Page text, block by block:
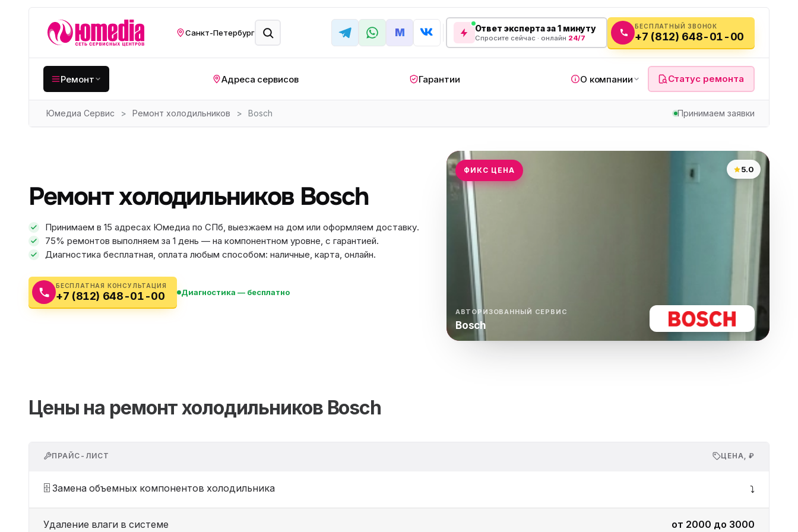
Санкт-Петербург M Ответ эксперта за 1 минуту
Спросите сейчас · онлайн 24/7
БЕСПЛАТНЫЙ ЗВОНОК
+7 (812) 648-01-00
Ремонт
Крупная бытовая
Компьютерная техника
Фототехника
Электроинструмент
Посудомоечная
машина
Газовая плита Варочная панель Беговая дорожка
Духовой шкаф
Холодильная
камера
Холодильный шкаф Встраиваемая свч
Осушитель воздуха
Отопительный
Водонагреватель
Кулер для воды
Адреса сервисов Гарантии О компании Статус ремонта
Юмедиа Сервис > Ремонт холодильников > Bosch Принимаем заявки
Ремонт холодильников Bosch
Принимаем в 15 адресах Юмедиа по СПб, выезжаем на дом или оформляем доставку.
75% ремонтов выполняем за 1 день — на компонентном уровне, с гарантией.
Диагностика бесплатная, оплата любым способом: наличные, карта, онлайн.
БЕСПЛАТНАЯ КОНСУЛЬТАЦИЯ
+7 (812) 648-01-00 Диагностика — бесплатно
ФИКС ЦЕНА 5.0
АВТОРИЗОВАННЫЙ СЕРВИС
Bosch
Цены на ремонт холодильников Bosch
ПРАЙС-ЛИСТ ЦЕНА, ₽
🗄️ Замена объемных компонентов холодильника ⤵️
Удаление влаги в системе от 2000 до 3000